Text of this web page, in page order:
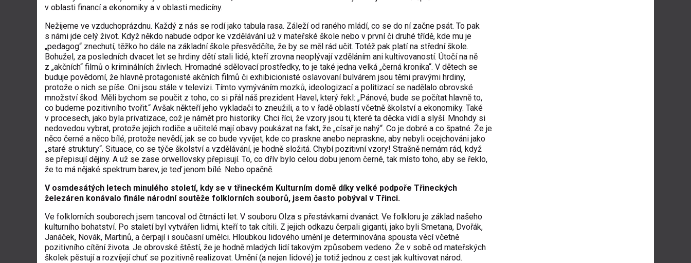
v oblasti financí a ekonomiky a v oblasti medicíny.
Nežijeme ve vzduchoprázdnu. Každý z nás se rodí jako tabula rasa. Záleží od raného mládí, co se do ní začne psát. To pak
s námi jde celý život. Když někdo nabude odpor ke vzdělávání už v mateřské škole nebo v první či druhé třídě, kde mu je
„pedagog“ znechutí, těžko ho dále na základní škole přesvědčíte, že by se měl rád učit. Totéž pak platí na střední škole.
Bohužel, za posledních dvacet let se hrdiny dětí stali lidé, kteří zrovna neoplývají vzděláním ani kultivovaností. Útočí na ně
z „akčních“ filmů o kriminálních živlech. Hromadné sdělovací prostředky, to je také jedna velká „černá kronika“. V dětech se
buduje povědomí, že hlavně protagonisté akčních filmů či exhibicionisté oslavovaní bulvárem jsou těmi pravými hrdiny,
protože o nich se píše. Oni jsou stále v televizi. Tímto vymýváním mozků, ideologizací a politizací se nadělalo obrovské
množství škod. Měli bychom se poučit z toho, co si přál náš prezident Havel, který řekl: „Pánové, bude se počítat hlavně to,
co budeme pozitivního tvořit.“ Avšak někteří jeho vykladači to zneužili, a to v řadě oblastí včetně školství a ekonomiky. Také
v procesech, jako byla privatizace, což je námět pro historiky. Chci říci, že vzory jsou ti, které ta děcka vidí a slyší. Mnohdy si
nedovedou vybrat, protože jejich rodiče a učitelé mají obavy poukázat na fakt, že „císař je nahý“. Co je dobré a co špatné. Že je
něco černé a něco bílé, protože nevědí, jak se co bude vyvíjet, kde co praskne anebo nepraskne, aby nebyli ocejchováni jako
„staré struktury“. Situace, co se týče školství a vzdělávání, je hodně složitá. Chybí pozitivní vzory! Strašně nemám rád, když
se přepisují dějiny. A už se zase orwellovsky přepisují. To, co dřív bylo celou dobu jenom černé, tak místo toho, aby se řeklo,
že to má nějaké spektrum barev, je teď jenom bílé. Nebo opačně.
V osmdesátých letech minulého století, kdy se v třineckém Kulturním domě díky velké podpoře Třineckých
železáren konávalo finále národní soutěže folklorních souborů, jsem často pobýval v Třinci.
Ve folklorních souborech jsem tancoval od čtrnácti let. V souboru Olza s přestávkami dvanáct. Ve folkloru je základ našeho
kulturního bohatství. Po staletí byl vytvářen lidmi, kteří to tak cítili. Z jejich odkazu čerpali giganti, jako byli Smetana, Dvořák,
Janáček, Novák, Martinů, a čerpají i současní umělci. Hloubkou lidového umění je determinována spousta věcí včetně
pozitivního cítění života. Je obrovské štěstí, že je hodně mladých lidí takovým způsobem vedeno. Že v sobě od mateřských
školek pěstují a rozvíjejí chuť se pozitivně realizovat. Umění (a nejen lidové) je totiž jednou z cest jak kultivovat národ.